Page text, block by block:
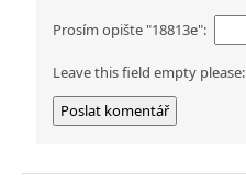
Prosím opište "18813e":
Leave this field empty please: